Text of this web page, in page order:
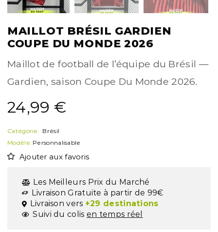
MAILLOT BRÉSIL GARDIEN
COUPE DU MONDE 2026
Maillot de football de l’équipe du Brésil —
Gardien, saison Coupe Du Monde 2026.
24,99 €
Catégorie: Brésil
Modèle: Personnalisable
Ajouter aux favoris
Les Meilleurs Prix du Marché
Livraison Gratuite à partir de 99€
Livraison vers +29 destinations
Suivi du colis en temps réel